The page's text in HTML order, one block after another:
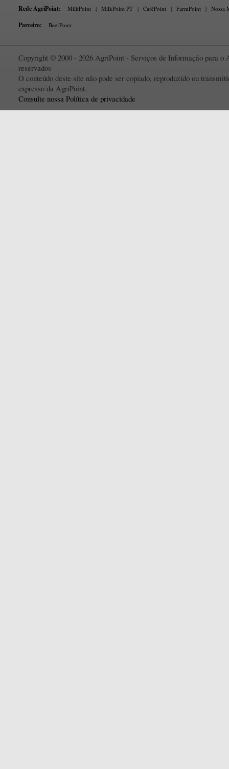
Rede AgriPoint: MilkPoint | MilkPoint PT | CaféPoint | FarmPoint | Nossa
Parceiro: BeefPoint
Copyright © 2000 - 2026 AgriPoint - Serviços de Informação para o
reservados
O conteúdo deste site não pode ser copiado, reproduzido ou
expresso da AgriPoint.
Consulte nossa Política de privacidade